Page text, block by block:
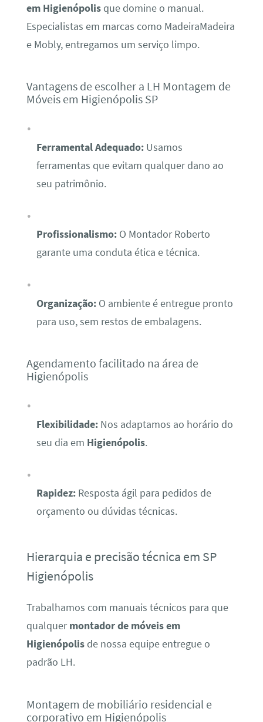
em Higienópolisque domine o manual.
Especialistas em marcas como MadeiraMadeira
e Mobly, entregamos um serviço limpo.
Vantagens de escolher a LH Montagem de
Móveis em Higienópolis SP
Ferramental Adequado:Usamos
ferramentas que evitam qualquer dano ao
seu patrimônio.
Profissionalismo:O Montador Roberto
garante uma conduta ética e técnica.
Organização:O ambiente é entregue pronto
para uso, sem restos de embalagens.
Agendamento facilitado na área de
Higienópolis
Flexibilidade:Nos adaptamos ao horário do
seu dia em Higienópolis.
Rapidez:Resposta ágil para pedidos de
orçamento ou dúvidas técnicas.
Hierarquia e precisão técnica em SP
Higienópolis
Trabalhamos com manuais técnicos para que
qualquermontador de móveis em
Higienópolisde nossa equipe entregue o
padrão LH.
Montagem de mobiliário residencial e
corporativo em Higienópolis